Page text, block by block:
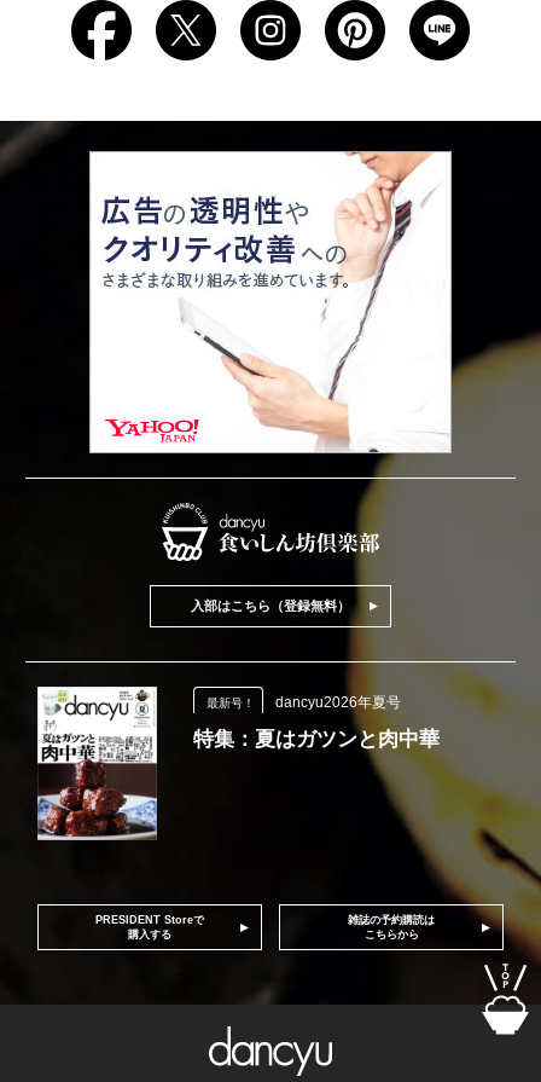
入部はこちら（登録無料）
最新号！ dancyu2026年夏号
特集：夏はガツンと肉中華
PRESIDENT Storeで
購入する
雑誌の予約購読は
こちらから